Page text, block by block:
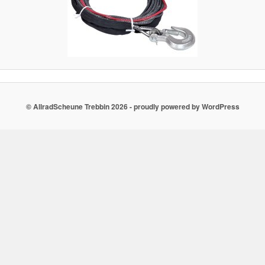
© AllradScheune Trebbin 2026 - proudly powered by WordPress